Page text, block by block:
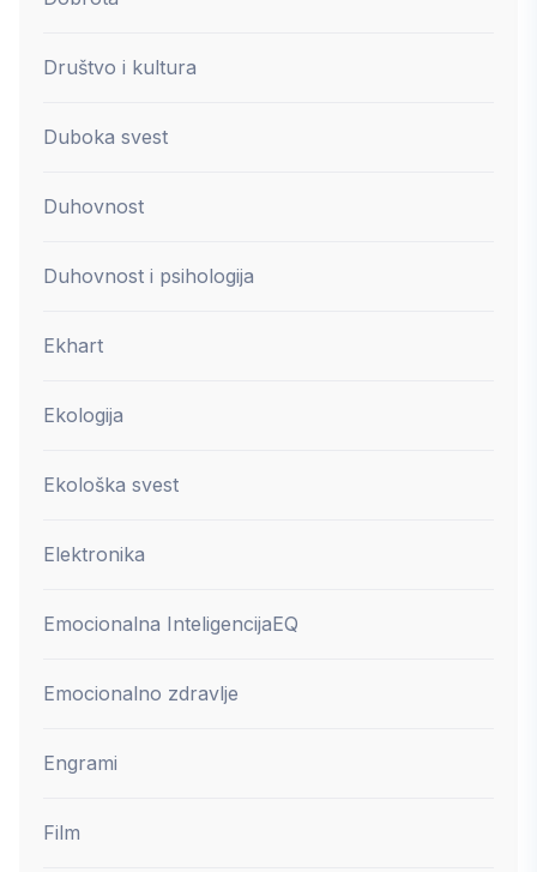
Društvo i kultura
Duboka svest
Duhovnost
Duhovnost i psihologija
Ekhart
Ekologija
Ekološka svest
Elektronika
Emocionalna InteligencijaEQ
Emocionalno zdravlje
Engrami
Film